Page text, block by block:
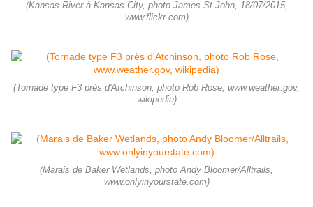
(Kansas River à Kansas City, photo James St John, 18/07/2015,
www.flickr.com)
(Tornade type F3 près d'Atchinson, photo Rob Rose, www.weather.gov,
wikipedia)
(Marais de Baker Wetlands, photo Andy Bloomer/Alltrails,
www.onlyinyourstate.com)